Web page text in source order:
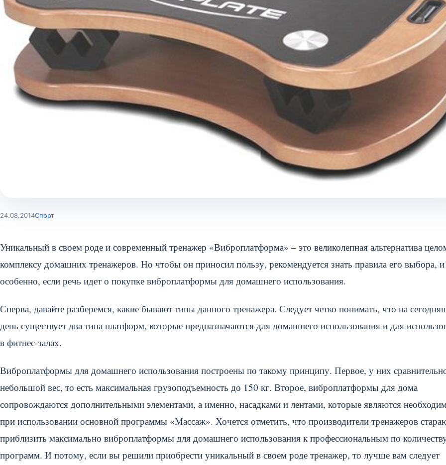
24.08.2014Спорт
Уникальный в своем роде и современный тренажер «Виброплатформа» – это великолепная альтернатива
комплексу домашних тренажеров. Но чтобы он приносил пользу, рекомендуется знать правила его выбора,
особенно, если речь идет о покупке виброплатформы для домашнего использования.
Сперва, давайте разберемся, какие бывают типы данного тренажера. Следует четко понимать, что на
день существует два типа платформ, которые предназначаются для домашнего использования и для
в фитнес-залах.
Виброплатформы для домашнего использования построены по такому принципу. Первое, у них
небольшой вес, то есть максимальная грузоподъемность до 150 кг. Второе, виброплатформы для дома
сопровождаются дополнительными элементами, а именно, насадками и лентами, которые являются
при использовании основной программы «Массаж». Хочется отметить, что производители тренажеров
приблизить максимально виброплатформы для домашнего использования к профессиональным по
программ. И потому, если вы решили приобрести уникальный в своем роде тренажер, то лучше вам следует